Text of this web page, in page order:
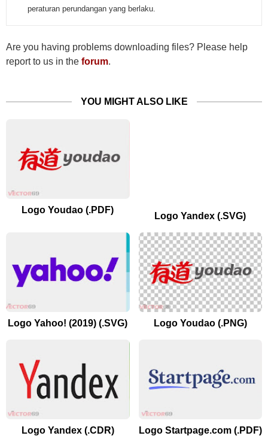
peraturan perundangan yang berlaku.
Are you having problems downloading files? Please help
report to us in the forum.
YOU MIGHT ALSO LIKE
Logo Youdao (.PDF)
Logo Yandex (.SVG)
Logo Yahoo! (2019) (.SVG) Logo Youdao (.PNG)
Logo Yandex (.CDR) Logo Startpage.com (.PDF)